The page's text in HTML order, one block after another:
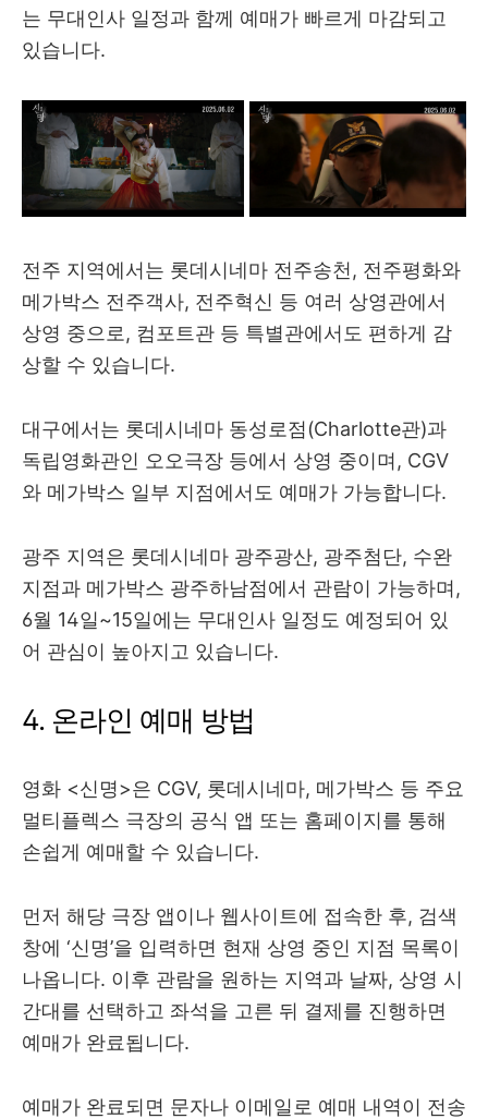
는 무대인사 일정과 함께 예매가 빠르게 마감되고
있습니다.
전주 지역에서는 롯데시네마 전주송천, 전주평화와
메가박스 전주객사, 전주혁신 등 여러 상영관에서
상영 중으로, 컴포트관 등 특별관에서도 편하게 감
상할 수 있습니다.
대구에서는 롯데시네마 동성로점(Charlotte관)과
독립영화관인 오오극장 등에서 상영 중이며, CGV
와 메가박스 일부 지점에서도 예매가 가능합니다.
광주 지역은 롯데시네마 광주광산, 광주첨단, 수완
지점과 메가박스 광주하남점에서 관람이 가능하며,
6월 14일~15일에는 무대인사 일정도 예정되어 있
어 관심이 높아지고 있습니다.
4. 온라인 예매 방법
영화 <신명>은 CGV, 롯데시네마, 메가박스 등 주요
멀티플렉스 극장의 공식 앱 또는 홈페이지를 통해
손쉽게 예매할 수 있습니다.
먼저 해당 극장 앱이나 웹사이트에 접속한 후, 검색
창에 ‘신명’을 입력하면 현재 상영 중인 지점 목록이
나옵니다. 이후 관람을 원하는 지역과 날짜, 상영 시
간대를 선택하고 좌석을 고른 뒤 결제를 진행하면
예매가 완료됩니다.
예매가 완료되면 문자나 이메일로 예매 내역이 전송